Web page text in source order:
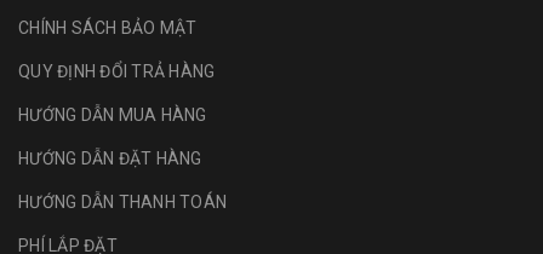
CHÍNH SÁCH BẢO MẬT
QUY ĐỊNH ĐỔI TRẢ HÀNG
HƯỚNG DẪN MUA HÀNG
HƯỚNG DẪN ĐẶT HÀNG
HƯỚNG DẪN THANH TOÁN
PHÍ LẮP ĐẶT